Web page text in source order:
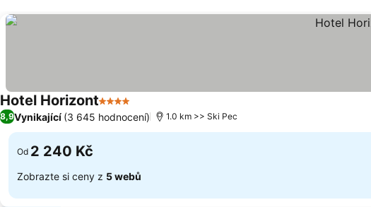
Hotel Horizont4 Počet hvězdiček
8,9Vynikající (3 645 hodnocení) 1.0 km >> Ski Pec
Od 2 240 Kč
Zobrazte si ceny z 5 webů